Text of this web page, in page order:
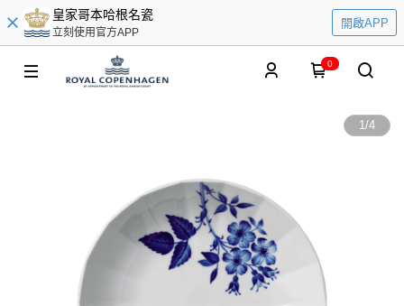
皇家哥本哈根名瓷
立刻使用官方APP
開啟APP
0
1/4